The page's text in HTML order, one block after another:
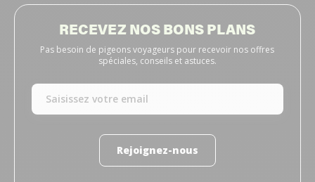
RECEVEZ NOS BONS PLANS
Pas besoin de pigeons voyageurs pour recevoir nos offres
spéciales, conseils et astuces.
Rejoignez-nous